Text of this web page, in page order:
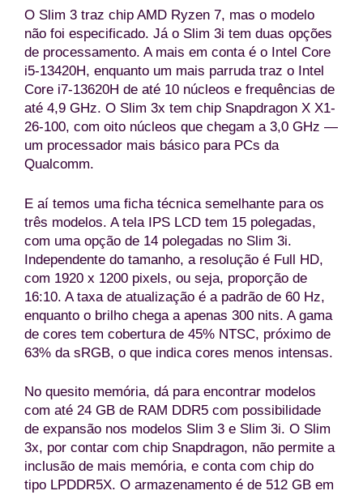
O Slim 3 traz chip AMD Ryzen 7, mas o modelo
não foi especificado. Já o Slim 3i tem duas opções
de processamento. A mais em conta é o Intel Core
i5-13420H, enquanto um mais parruda traz o Intel
Core i7-13620H de até 10 núcleos e frequências de
até 4,9 GHz. O Slim 3x tem chip Snapdragon X X1-
26-100, com oito núcleos que chegam a 3,0 GHz —
um processador mais básico para PCs da
Qualcomm.
E aí temos uma ficha técnica semelhante para os
três modelos. A tela IPS LCD tem 15 polegadas,
com uma opção de 14 polegadas no Slim 3i.
Independente do tamanho, a resolução é Full HD,
com 1920 x 1200 pixels, ou seja, proporção de
16:10. A taxa de atualização é a padrão de 60 Hz,
enquanto o brilho chega a apenas 300 nits. A gama
de cores tem cobertura de 45% NTSC, próximo de
63% da sRGB, o que indica cores menos intensas.
No quesito memória, dá para encontrar modelos
com até 24 GB de RAM DDR5 com possibilidade
de expansão nos modelos Slim 3 e Slim 3i. O Slim
3x, por contar com chip Snapdragon, não permite a
inclusão de mais memória, e conta com chip do
tipo LPDDR5X. O armazenamento é de 512 GB em